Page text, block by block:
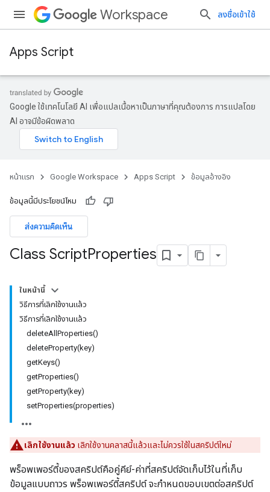
Workspace ลงชื่อเข้าใช้
Apps Script
Google ใช้เทคโนโลยี AI เพื่อแปลเนื้อหาเป็นภาษาที่คุณต้องการ การแปลโดย
AI อาจมีข้อผิดพลาด
หน้าแรก Google Workspace Apps Script ข้อมูลอ้างอิง
ข้อมูลนี้มีประโยชน์ไหม
ส่งความคิดเห็น
Class ScriptProperties
ในหน้านี้
วิธีการที่เลิกใช้งานแล้ว
วิธีการที่เลิกใช้งานแล้ว
deleteAllProperties()
deleteProperty(key)
getKeys()
getProperties()
getProperty(key)
setProperties(properties)
เลิกใช้งานแล้ว เลิกใช้งานคลาสนี้แล้วและไม่ควรใช้ในสคริปต์ใหม่
พร็อพเพอร์ตี้ของสคริปต์คือคู่คีย์-ค่าที่สคริปต์จัดเก็บไว้ในที่เก็บ
ข้อมูลแบบถาวร พร็อพเพอร์ตี้สคริปต์ จะกำหนดขอบเขตต่อสคริปต์